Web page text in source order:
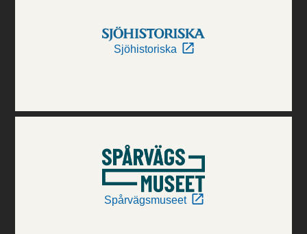
Sjöhistoriska
Spårvägsmuseet